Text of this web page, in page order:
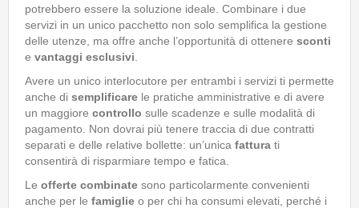
potrebbero essere la soluzione ideale. Combinare i due
servizi in un unico pacchetto non solo semplifica la gestione
delle utenze, ma offre anche l’opportunità di ottenere sconti
e vantaggi esclusivi
Avere un unico interlocutore per entrambi i servizi ti permette
anche di semplificare le pratiche amministrative e di avere
un maggiore controllo sulle scadenze e sulle modalità di
pagamento. Non dovrai più tenere traccia di due contratti
separati e delle relative bollette: un’unica fattura ti
consentirà di risparmiare tempo e fatica.
Le offerte combinate sono particolarmente convenienti
anche per le famiglie o per chi ha consumi elevati, perché i